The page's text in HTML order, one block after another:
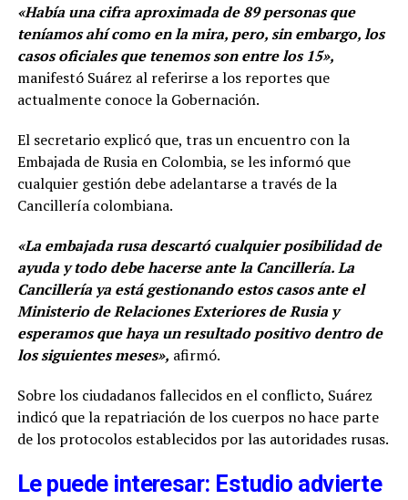
«Había una cifra aproximada de 89 personas que
teníamos ahí como en la mira, pero, sin embargo, los
casos oficiales que tenemos son entre los 15»,
manifestó Suárez al referirse a los reportes que
actualmente conoce la Gobernación.
El secretario explicó que, tras un encuentro con la
Embajada de Rusia en Colombia, se les informó que
cualquier gestión debe adelantarse a través de la
Cancillería colombiana.
«La embajada rusa descartó cualquier posibilidad de
ayuda y todo debe hacerse ante la Cancillería. La
Cancillería ya está gestionando estos casos ante el
Ministerio de Relaciones Exteriores de Rusia y
esperamos que haya un resultado positivo dentro de
los siguientes meses», afirmó.
Sobre los ciudadanos fallecidos en el conflicto, Suárez
indicó que la repatriación de los cuerpos no hace parte
de los protocolos establecidos por las autoridades rusas.
Le puede interesar: Estudio advierte